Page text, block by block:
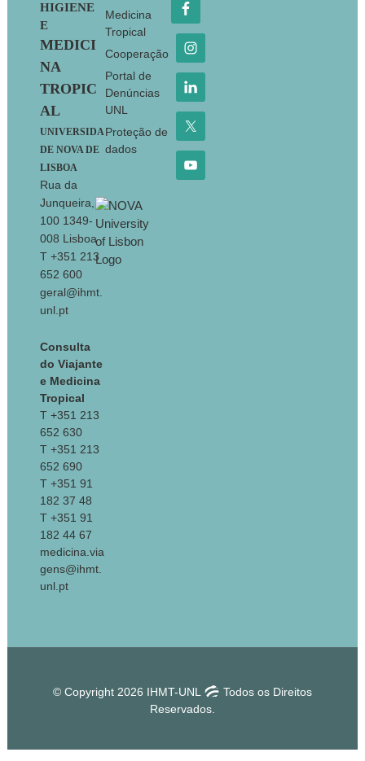
HIGIENE
E
MEDICI
NA
TROPIC
AL
UNIVERSIDA
DE NOVA DE
LISBOA
Rua da
Junqueira,
100 1349-
008 Lisboa
T +351 213
652 600
geral@ihmt.
unl.pt
Consulta
do Viajante
e Medicina
Tropical
T +351 213
652 630
T +351 213
652 690
T +351 91
182 37 48
T +351 91
182 44 67
medicina.via
gens@ihmt.
unl.pt
Medicina
Tropical
Cooperação
Portal de
Denúncias
UNL
Proteção de
dados
© Copyright 2026 IHMT-UNL
Todos os Direitos
Reservados.